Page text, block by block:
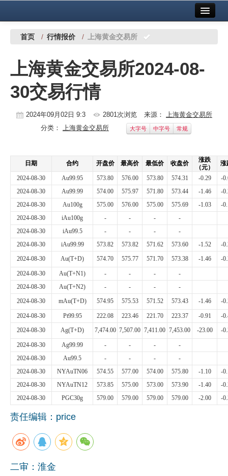
中国有色金属报社主办 广告服务
铜镍铅锌
铝
稀有稀土
科技
镁钛
地矿 建设
党建工作
企业文化
《资源再生》杂志
行情报价
首页 / 行情报价 / 上海黄金交易所
上海黄金交易所2024-08-
30交易行情
2024年09月02日 9:3 2801次浏览 来源： 上海黄金交易所
分类： 上海黄金交易所 大字号 中字号 常规
日期 合约 开盘价 最高价 最低价 收盘价
涨跌
（元）
涨
2024-08-30 Au99.95 573.80 576.00 573.80 574.31 -0.29
-
2024-08-30
Au99.99 574.00 575.97 571.80 573.44 -1.46
-
2024-08-30
Au100g 575.00 576.00 575.00 575.69 -1.03
-
2024-08-30
iAu100g - - -
-
2024-08-30
iAu99.5 - - -
-
2024-08-30
iAu99.99 573.82 573.82 571.62 573.60 -1.52
-
2024-08-30
Au(T+D) 574.70 575.77 571.70 573.38 -1.46 -
2024-08-30 Au(T+N1) - - -
-
2024-08-30
Au(T+N2) - - -
-
2024-08-30
mAu(T+D) 574.95 575.53 571.52 573.43 -1.46 -
2024-08-30 Pt99.95 222.08 223.46 221.70 223.37 -0.91
-
2024-08-30
Ag(T+D) 7,474.00 7,507.00 7,411.00 7,453.00 -23.00 -
2024-08-30 Ag99.99 - - -
-
2024-08-30
Au99.5 - - -
-
2024-08-30
NYAuTN06 574.55 577.00 574.00 575.80 -1.10
-
2024-08-30
NYAuTN12 573.85 575.00 573.00 573.90 -1.40
-
2024-08-30
PGC30g 579.00 579.00 579.00 579.00 -2.00 -
责任编辑：price
二审：淮金